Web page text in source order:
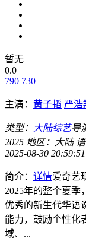
暂无
0.0
790 730
主演： 黄子韬 严浩
类型： 大陆综艺导
2025 地区： 大陆
2025-08-30 20:59:51
简介： 详情爱奇艺
2025年的整个夏季
优秀的新生代华语
能力，鼓励个性化
域、...